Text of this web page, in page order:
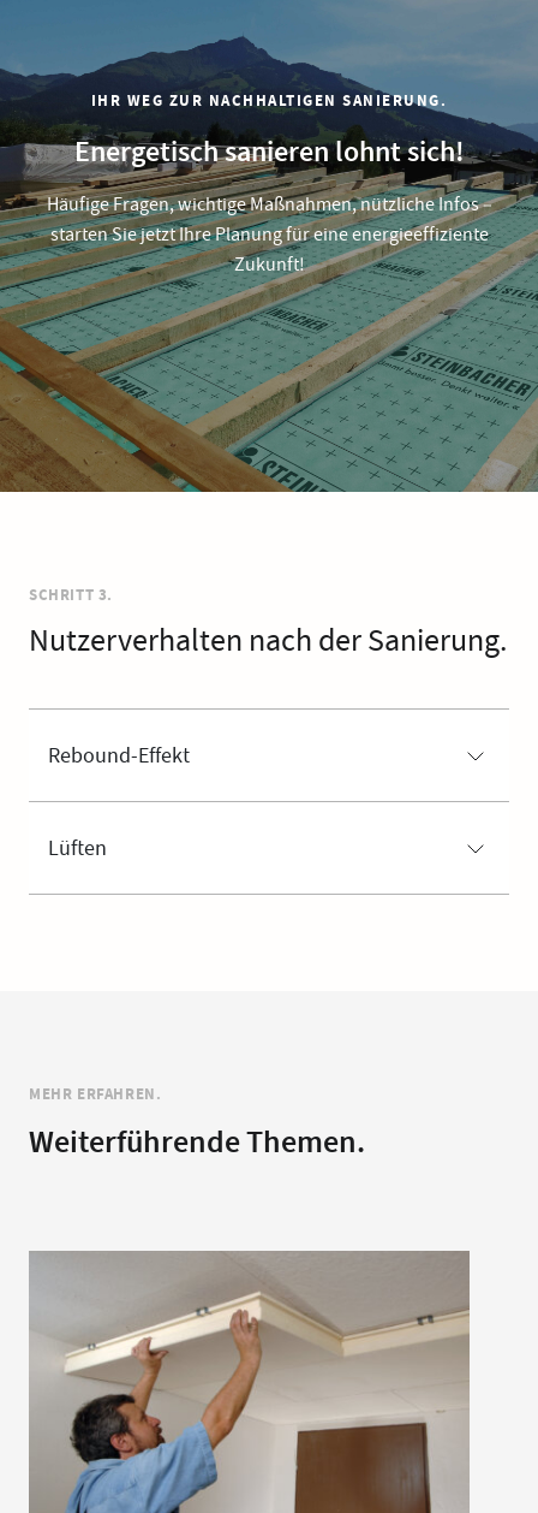
IHR WEG ZUR NACHHALTIGEN SANIERUNG.
Energetisch sanieren lohnt sich!
Häufige Fragen, wichtige Maßnahmen, nützliche Infos –
starten Sie jetzt Ihre Planung für eine energieeffiziente
Zukunft!
SCHRITT 3.
Nutzerverhalten nach der Sanierung.
Rebound-Effekt
Lüften
MEHR ERFAHREN.
Weiterführende Themen.